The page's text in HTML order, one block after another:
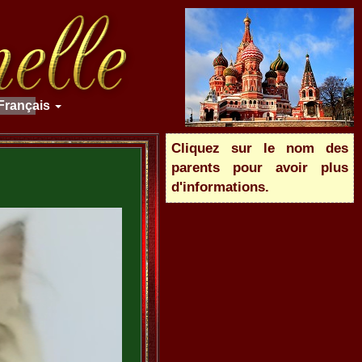
Cliquez sur le nom des
parents pour avoir plus
d'informations.